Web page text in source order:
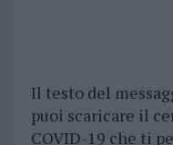
Il testo del
puoi scaricare il
COVID-19 che ti